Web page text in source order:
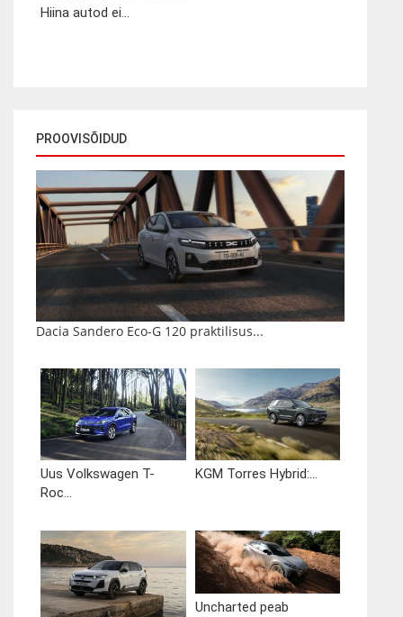
Hiina autod ei...
PROOVISÕIDUD
Dacia Sandero Eco-G 120 praktilisus...
Uus Volkswagen T-
Roc...
KGM Torres Hybrid:...
Uncharted peab